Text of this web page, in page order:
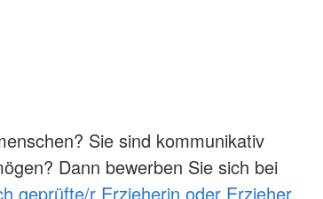
Sie sind kommunikativ
Dann bewerben Sie sich bei
geprüfte/r Erzieherin oder Erzieher